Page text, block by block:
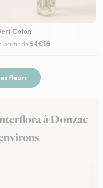
Coton
partir de 54€95
fleurs
à Donzac